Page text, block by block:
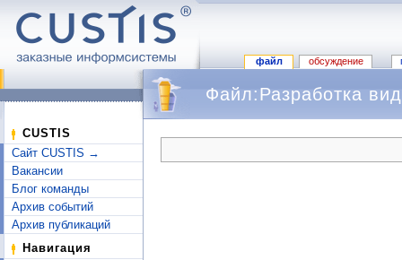
файл обсуждение
CUSTIS
Сайт CUSTIS →
Вакансии
Блог команды
Архив событий
Архив публикаций
Навигация
Файл:Разработка